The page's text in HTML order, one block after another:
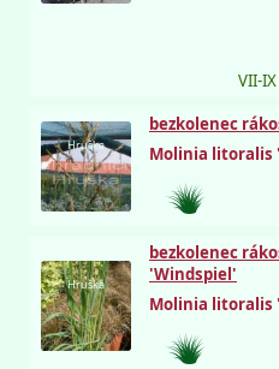
VII-IX
Hruška
bezkolenec
Molinia litoralis
Hruška
bezkolenec
'Windspiel'
Molinia litoralis